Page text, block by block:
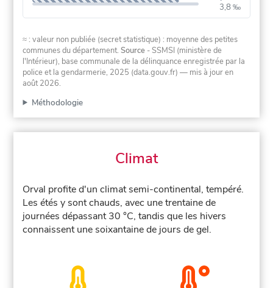
3,8 ‰
≈ : valeur non publiée (secret statistique) : moyenne des petites
communes du département.Source - SSMSI (ministère de
l'Intérieur), base communale de la délinquance enregistrée par la
police et la gendarmerie, 2025 (data.gouv.fr) — mis à jour en
août 2026.
Méthodologie
Climat
Orval profite d'un climat semi-continental, tempéré.
Les étés y sont chauds, avec une trentaine de
journées dépassant 30 °C, tandis que les hivers
connaissent une soixantaine de jours de gel.